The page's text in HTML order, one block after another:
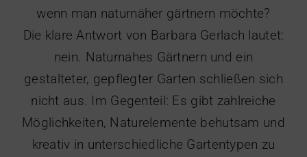
wenn man naturnäher gärtnern möchte?
Die klare Antwort von Barbara Gerlach lautet:
nein. Naturnahes Gärtnern und ein
gestalteter, gepflegter Garten schließen sich
nicht aus. Im Gegenteil: Es gibt zahlreiche
Möglichkeiten, Naturelemente behutsam und
kreativ in unterschiedliche Gartentypen zu